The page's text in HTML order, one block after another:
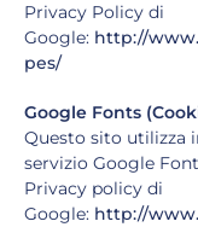
Privacy Policy di
Google: http://
pes/
Google Fonts
Questo sito utilizza
servizio Google
Privacy policy di
Google: http://